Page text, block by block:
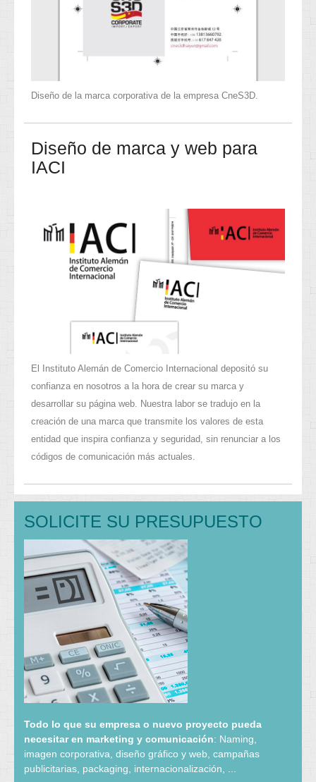
Diseño de la marca corporativa de la empresa CneS3D.
Diseño de marca y web para
IACI
El Instituto Alemán de Comercio Internacional depositó su
confianza en nosotros a la hora de crear su marca y
desarrollar su página web. Nuestra labor se tradujo en la
creación de una marca que transmite los valores de esta
entidad que inspira confianza y seguridad, sin renunciar a los
códigos de comunicación más actuales.
SOLICITE SU PRESUPUESTO
Todo lo que su empresa o nuevo proyecto pueda
necesitar en marketing y comunicación: Naming,
imagen corporativa, diseño gráfico y web, campañas
publicitarias, packaging, internacionalización, ...